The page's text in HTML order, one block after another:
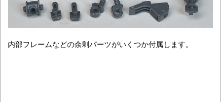
内部フレームなどの余剰パーツがいくつか付属します。